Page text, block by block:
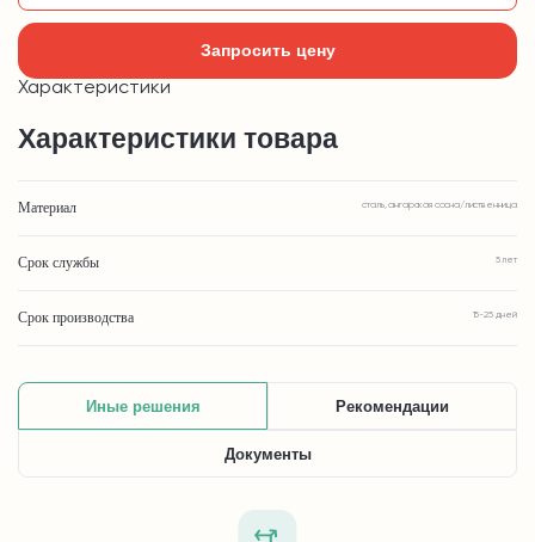
Запросить цену
Характеристики
Характеристики товара
Материал сталь, ангарская сосна/лиственница
Срок службы 5 лет
Срок производства 15-25 дней
Иные решения Рекомендации
Документы